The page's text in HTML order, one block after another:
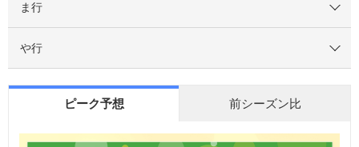
ま行
や行
ピーク予想 前シーズン比